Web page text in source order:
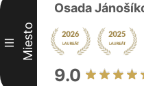
III Miesto
Osada
9.0